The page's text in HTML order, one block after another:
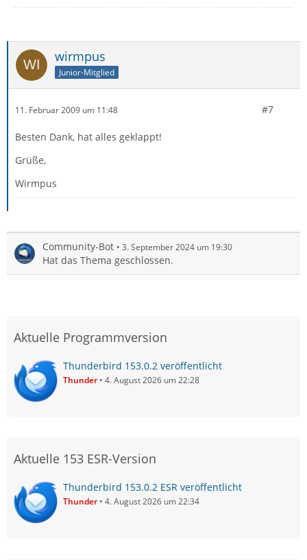
wirmpus
Junior-Mitglied
11. Februar 2009 um 11:48 #7
Besten Dank, hat alles geklappt!
Grüße,
Wirmpus
Community-Bot 3. September 2024 um 19:30
Hat das Thema geschlossen.
Aktuelle Programmversion
Thunderbird 153.0.2 veröffentlicht
Thunder 4. August 2026 um 22:28
Aktuelle 153 ESR-Version
Thunderbird 153.0.2 ESR veröffentlicht
Thunder 4. August 2026 um 22:34